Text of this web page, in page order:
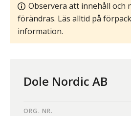
Observera att innehåll och
förändras. Läs alltid på
information.
Dole Nordic AB
ORG. NR.